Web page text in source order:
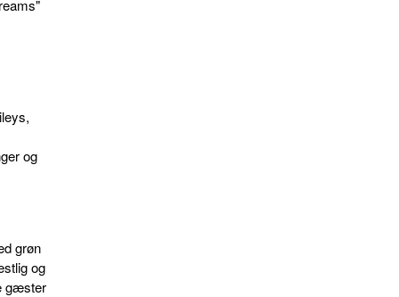
og
grøn
og
gæster